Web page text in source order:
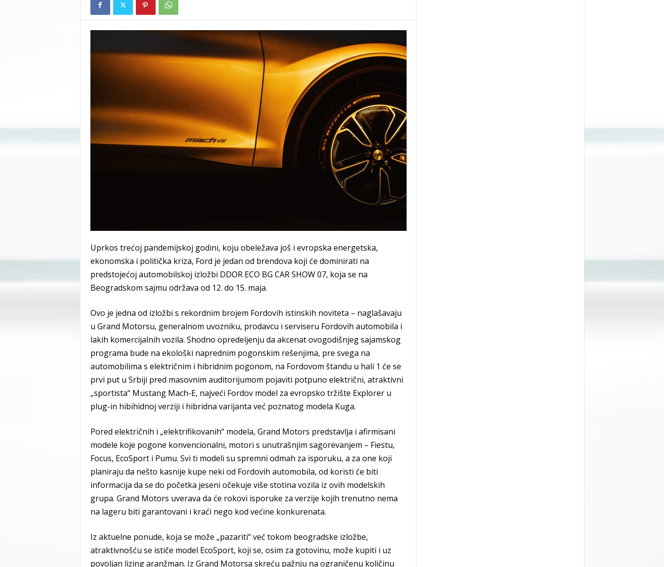
Uprkos trećoj pandemijskoj godini, koju obeležava još i evropska energetska,
ekonomska i politička kriza, Ford je jedan od brendova koji će dominirati na
predstojećoj automobilskoj izložbi DDOR ECO BG CAR SHOW 07, koja se na
Beogradskom sajmu održava od 12. do 15. maja.
Ovo je jedna od izložbi s rekordnim brojem Fordovih istinskih noviteta – naglašavaju
u Grand Motorsu, generalnom uvozniku, prodavcu i serviseru Fordovih automobila i
lakih komercijalnih vozila. Shodno opredeljenju da akcenat ovogodišnjeg sajamskog
programa bude na ekološki naprednim pogonskim rešenjima, pre svega na
automobilima s električnim i hibridnim pogonom, na Fordovom štandu u hali 1 će se
prvi put u Srbiji pred masovnim auditorijumom pojaviti potpuno električni, atraktivni
„sportista“ Mustang Mach-E, najveći Fordov model za evropsko tržište Explorer u
plug-in hibihidnoj verziji i hibridna varijanta već poznatog modela Kuga.
Pored električnih i „elektrifikovanih“ modela, Grand Motors predstavlja i afirmisani
modele koje pogone konvencionalni, motori s unutrašnjim sagorevanjem – Fiestu,
Focus, EcoSport i Pumu. Svi ti modeli su spremni odmah za isporuku, a za one koji
planiraju da nešto kasnije kupe neki od Fordovih automobila, od koristi će biti
informacija da se do početka jeseni očekuje više stotina vozila iz ovih modelskih
grupa. Grand Motors uverava da će rokovi isporuke za verzije kojih trenutno nema
na lageru biti garantovani i kraći nego kod većine konkurenata.
Iz aktuelne ponude, koja se može „pazariti“ već tokom beogradske izložbe,
atraktivnošću se ističe model EcoSport, koji se, osim za gotovinu, može kupiti i uz
povoljan lizing aranžman. Iz Grand Motorsa skreću pažnju na ograničenu količinu